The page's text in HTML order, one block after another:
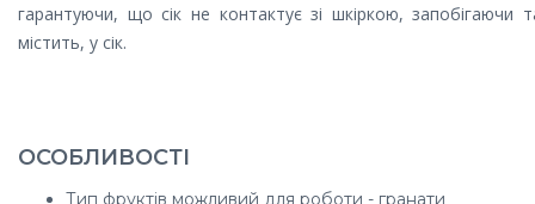
гарантуючи, що сік не контактує зі шкіркою,
містить, у сік.
ОСОБЛИВОСТІ
Тип фруктів можливий для роботи - гранати